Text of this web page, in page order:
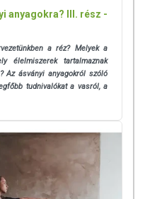
anyagokra? III. rész -
a réz? Melyek a
élelmiszerek tartalmaznak
Az ásványi anyagokról szóló
tudnivalókat a vasról, a